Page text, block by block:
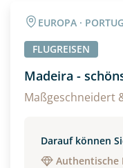
EUROPA ·
FLUGREISEN
Madeira -
Maßgeschneidert
Darauf können
Authentische
Alter
Unterkunft